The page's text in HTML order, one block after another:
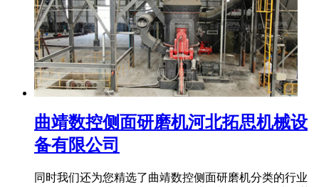
曲靖数控侧面研磨机河北拓思机械设
备有限公司
同时我们还为您精选了曲靖数控侧面研磨机分类的行业